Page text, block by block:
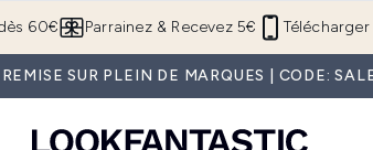
Passer au contenu principal
60€ Télécharger
Parrainez & Recevez 5€
SUR PLEIN DE MARQUES | CODE: